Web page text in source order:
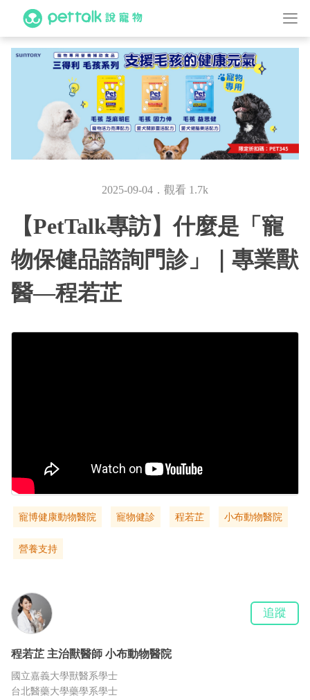
2025-09-04．觀看 1.7k
【PetTalk專訪】什麼是「寵
物保健品諮詢門診」｜專業獸
醫—程若芷
寵博健康動物醫院 寵物健診 程若芷 小布動物醫院
營養支持
程若芷 主治獸醫師 小布動物醫院
國立嘉義大學獸醫系學士
台北醫藥大學藥學系學士
追蹤